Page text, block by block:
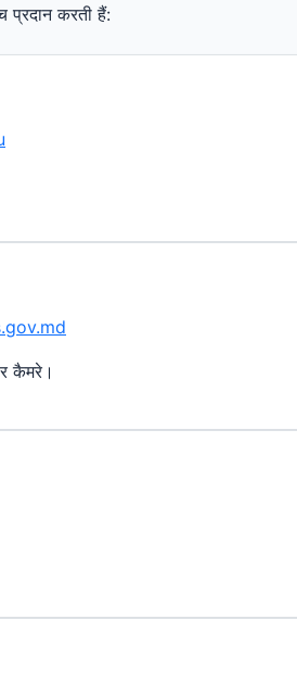
प्रदान करती हैं:
कैमरे।